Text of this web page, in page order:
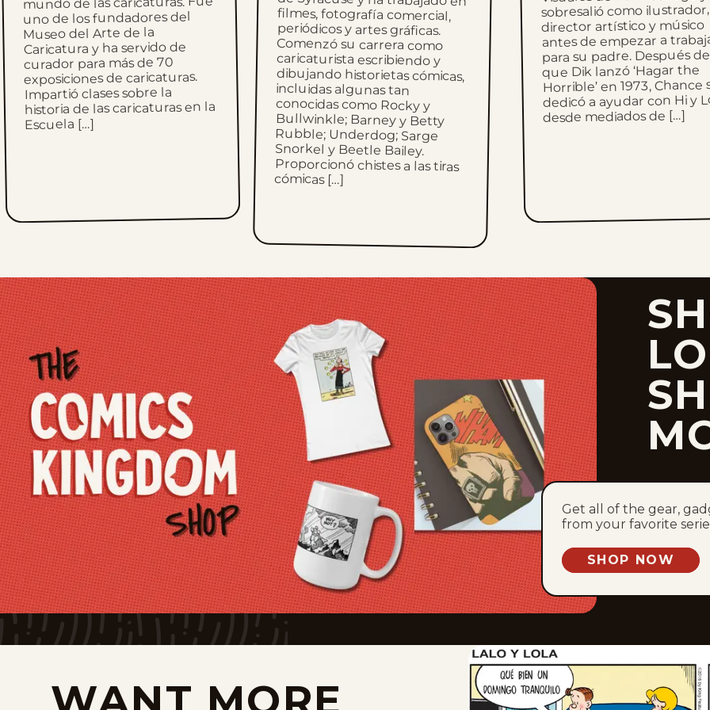
uno de los fundadores del
Museo del Arte de la
Caricatura y ha servido de
curador para más de 70
exposiciones de caricaturas.
Impartió clases sobre la
historia de las caricaturas en la
Escuela […]
cómicas […]
sobresalió como ilustrador,
director artístico y músico
antes de empezar a
para su padre. Después de
que Dik lanzó ‘Hagar the
Horrible’ en 1973, Chance
dedicó a ayudar con Hi y
desde mediados de […]
Get all of the gear,
from your favorite
SHOP NOW